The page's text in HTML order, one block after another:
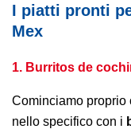
I piatti pronti
Mex
1. Burritos de
Cominciamo proprio
nello specifico con i